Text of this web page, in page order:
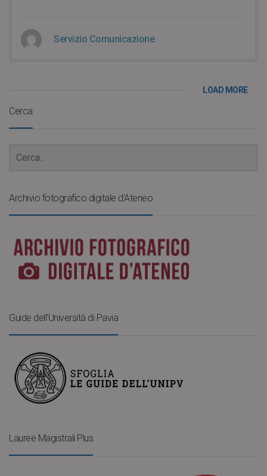
Servizio Comunicazione
LOAD MORE
Cerca
Archivio fotografico digitale d’Ateneo
Guide dell’Università di Pavia
Lauree Magistrali Plus